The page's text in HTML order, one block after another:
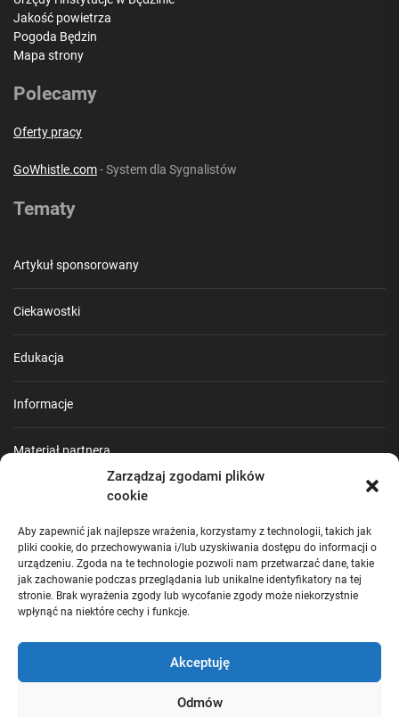
Zarządzaj zgodami plików
cookie
Aby zapewnić jak najlepsze wrażenia, korzystamy z technologii, takich jak
pliki cookie, do przechowywania i/lub uzyskiwania dostępu do informacji o
urządzeniu. Zgoda na te technologie pozwoli nam przetwarzać dane, takie
jak zachowanie podczas przeglądania lub unikalne identyfikatory na tej
stronie. Brak wyrażenia zgody lub wycofanie zgody może niekorzystnie
wpłynąć na niektóre cechy i funkcje.
Akceptuję
Odmów
Jakość powietrza
Pogoda Będzin
Mapa strony
Polecamy
Oferty pracy
GoWhistle.com- System dla Sygnalistów
Tematy
Artykuł sponsorowany
Ciekawostki
Edukacja
Informacje
Materiał partnera
Praca
Turystyka
Wiadomości